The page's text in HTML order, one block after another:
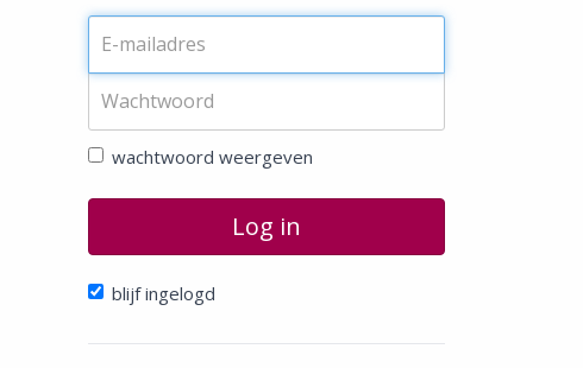
wachtwoord weergeven
Log in
blijf ingelogd